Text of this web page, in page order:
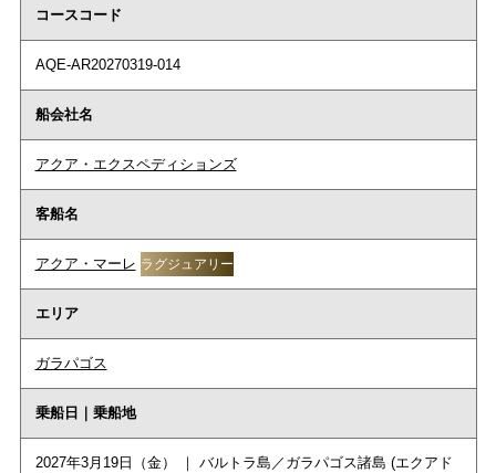
コースコード
AQE-AR20270319-014
船会社名
アクア・エクスペディションズ
客船名
アクア・マーレ ラグジュアリー
エリア
ガラパゴス
乗船日｜乗船地
2027年3月19日（金） ｜ バルトラ島／ガラパゴス諸島 (エクアド